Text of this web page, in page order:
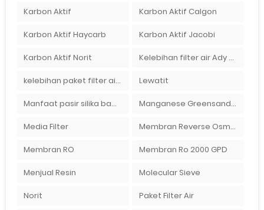
Karbon Aktif Karbon Aktif Calgon
Karbon Aktif Haycarb Karbon Aktif Jacobi
Karbon Aktif Norit Kelebihan filter air Ady Water untuk menyaring air sumur bor di rumah"
kelebihan paket filter air Ady Water Lewatit
Manfaat pasir silika bagi kehidupan Manganese Greensand Plus
Media Filter Membran Reverse Osmosis
Membran RO Membran Ro 2000 GPD
Menjual Resin Molecular Sieve
Norit Paket Filter Air